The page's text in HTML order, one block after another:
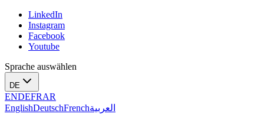
LinkedIn
Instagram
Facebook
Youtube
Sprache auswählen
DE
ENDEFRAR
EnglishDeutschFrenchالعربية